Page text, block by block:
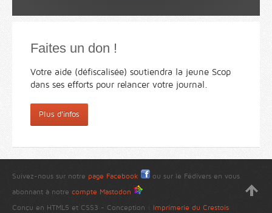
Faites un don !
Votre aide (défiscalisée) soutiendra la jeune Scop
dans ses efforts pour relancer votre journal.
Plus d'infos
Suivez-nous sur notre page Facebook
ou sur le Fédivers en vous
abonnant à notre compte Mastodon
Conçu en HTML5 et CSS3 - Conception :
Imprimerie du Crestois